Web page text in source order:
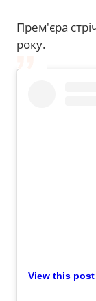
Прем'єра
року.
View this